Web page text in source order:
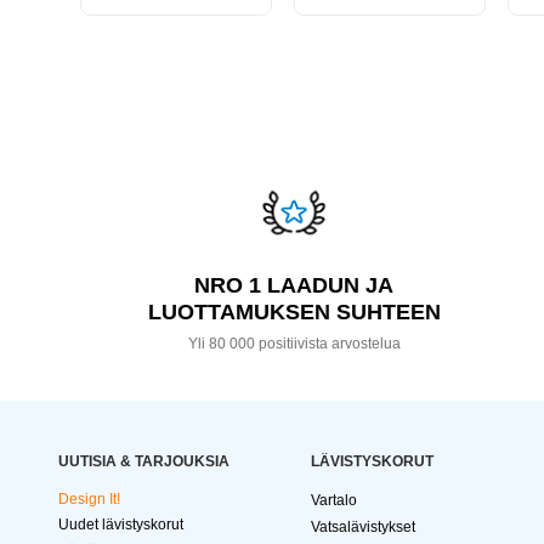
NRO 1 LAADUN JA
LUOTTAMUKSEN SUHTEEN
Yli 80 000 positiivista arvostelua
UUTISIA & TARJOUKSIA
Design It!
Uudet lävistyskorut
LÄVISTYSKORUT
Vartalo
Vatsalävistykset